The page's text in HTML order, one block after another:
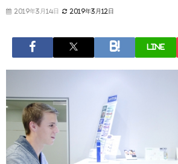
2019年3月14日 2019年3月12日
LINE